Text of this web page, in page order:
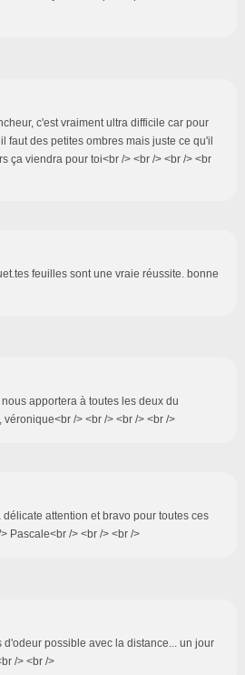
c'est vraiment ultra difficile car pour
des petites ombres mais juste ce qu'il
ça viendra pour toi<br /> <br /> <br /> <br
feuilles sont une vraie réussite. bonne
apportera à toutes les deux du
/> <br /> <br /> <br />
attention et bravo pour toutes ces
Pascale<br /> <br /> <br />
possible avec la distance... un jour
/> <br />